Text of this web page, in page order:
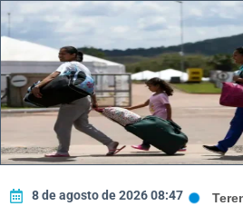
8 de agosto de 2026 08:47